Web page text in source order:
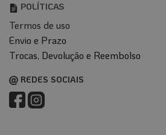
POLÍTICAS
Termos de uso
Envio e Prazo
Trocas, Devolução e Reembolso
REDES SOCIAIS